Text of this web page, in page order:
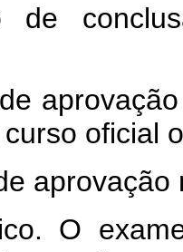
de
oficial
O